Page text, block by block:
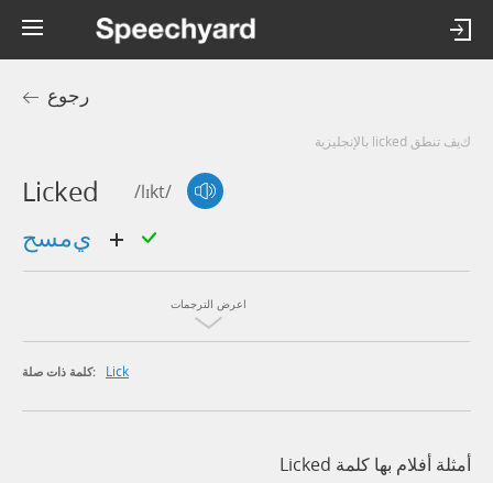
رجوع
كيف تنطق licked بالإنجليزية
Licked /lɪkt/
اعرض الترجمات
كلمة ذات صلة: Lick
أمثلة أفلام بها كلمة Licked